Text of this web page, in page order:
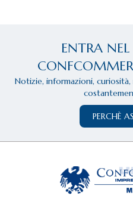
ENTRA
Notizie, informazioni,
PERCHÈ